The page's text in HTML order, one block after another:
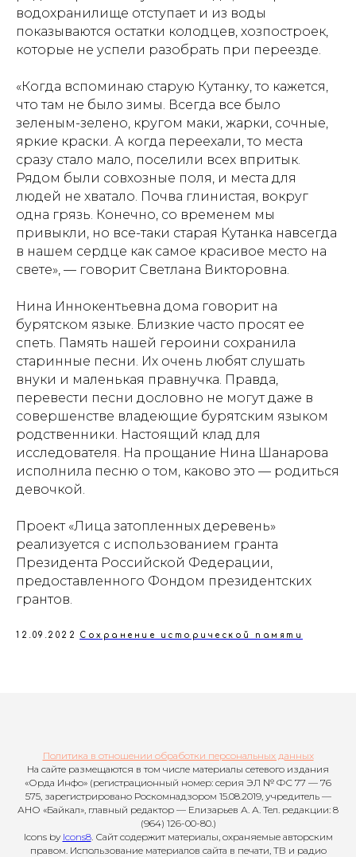
водохранилище отступает и из воды
показываются остатки колодцев, хозпостроек,
которые не успели разобрать при переезде.
«Когда вспоминаю старую Кутанку, то кажется,
что там не было зимы. Всегда все было
зеленым-зелено, кругом маки, жарки, сочные,
яркие краски. А когда переехали, то места
сразу стало мало, поселили всех впритык.
Рядом были совхозные поля, и места для
людей не хватало. Почва глинистая, вокруг
одна грязь. Конечно, со временем мы
привыкли, но все-таки старая Кутанка навсегда
в нашем сердце как самое красивое место на
свете», — говорит Светлана Викторовна.
Нина Иннокентьевна дома говорит на
бурятском языке. Близкие часто просят ее
спеть. Память нашей героини сохранила
старинные песни. Их очень любят слушать
внуки и маленькая правнучка. Правда,
перевести песни дословно не могут даже в
совершенстве владеющие бурятским языком
родственники. Настоящий клад для
исследователя. На прощание Нина Шанарова
исполнила песню о том, каково это — родиться
девочкой.
Проект «Лица затопленных деревень»
реализуется с использованием гранта
Президента Российской Федерации,
предоставленного Фондом президентских
грантов.
12.09.2022 Сохранение исторической памяти
Политика в отношении обработки персональных данных
На сайте размещаются в том числе материалы сетевого издания
«Орда Инфо» (регистрационный номер: серия ЭЛ № ФС 77 — 76
575, зарегистрировано Роскомнадзором 15.08.2019, учредитель —
АНО «Байкал», главный редактор — Елизарьев А. А. Тел. редакции: 8
(964) 126-00-80.)
Icons by Icons8. Сайт содержит материалы, охраняемые авторским
правом. Использование материалов сайта в печати, ТВ и радио